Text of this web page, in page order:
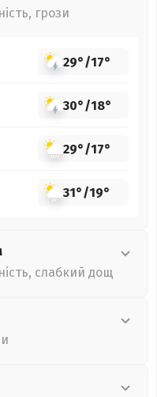
грози
29°/17°
30°/18°
29°/17°
31°/19°
слабкий дощ